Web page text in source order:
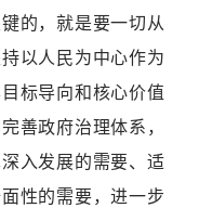
的，就是要一切从
以人民为中心作为
标导向和核心价值
善政府治理体系，
入发展的需要、适
性的需要，进一步